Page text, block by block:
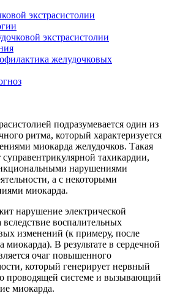
экстрасистолии
экстрасистолии
желудочковых
подразумевается один из
ритма, который характеризуется
миокарда желудочков. Такая
тахикардии,
нарушениями
а с некоторыми
миокарда.
нарушение электрической
воспалительных
изменений (к примеру, после
миокарда). В результате в сердечной
очаг повышенного
который генерирует нервный
проводящей системе и вызывающий
миокарда.